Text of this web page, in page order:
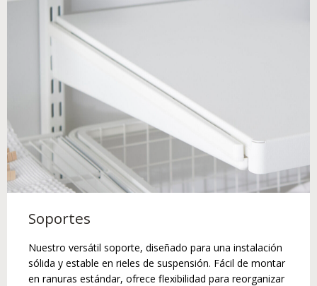
Soportes
Nuestro versátil soporte, diseñado para una instalación
sólida y estable en rieles de suspensión. Fácil de montar
en ranuras estándar, ofrece flexibilidad para reorganizar